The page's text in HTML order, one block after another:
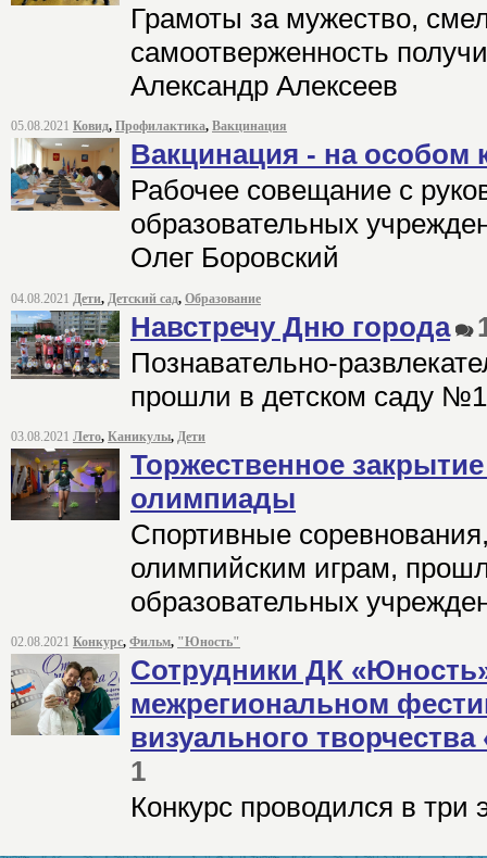
Грамоты за мужество,
самоотверженность
Александр Алексеев
05.08.2021 Ковид, Профилактика, Вакцинация
Вакцинация - на особом
Рабочее совещание с
образовательных
Олег Боровский
04.08.2021 Дети, Детский сад, Образование
Навстречу Дню города
Познавательно-
прошли в детском саду
03.08.2021 Лето, Каникулы, Дети
Торжественное
олимпиады
Спортивные
олимпийским играм,
образовательных
02.08.2021 Конкурс, Фильм, "Юность"
Сотрудники ДК
межрегиональном
визуального творчества
1
Конкурс проводился в три